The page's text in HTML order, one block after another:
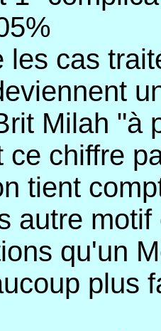
les cas
Milah "à
ce chiffre
tient
autre
qu'un
plus